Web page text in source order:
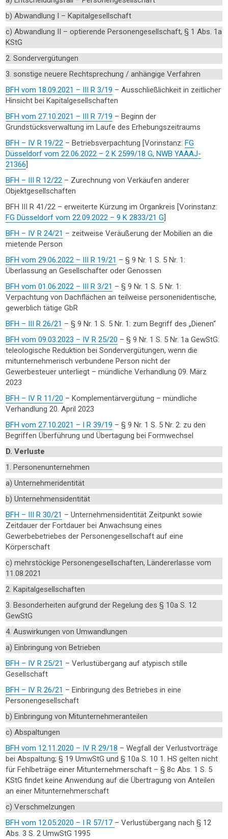
b) Abwandlung I – Kapitalgesellschaft
c) Abwandlung II – optierende Personengesellschaft, § 1 Abs. 1a
KStG
2. Sondervergütungen
3. sonstige neuere Rechtsprechung / anhängige Verfahren
BFH vom 18.09.2021 – III R 3/19 – Ausschließlichkeit in zeitlicher
Hinsicht bei Kapitalgesellschaften
BFH vom 27.10.2021 – III R 7/19 – Beginn der
Grundstücksverwaltung im Laufe des Erhebungszeitraums
BFH – IV R 19/22 – Betriebsverpachtung [Vorinstanz: FG
Düsseldorf vom 22.06.2022 – 2 K 2599/18 G, NWB YAAAJ-
21366
BFH – III R 12/22 – Zurechnung von Verkäufen anderer
Objektgesellschaften
BFH III R 41/22 – erweiterte Kürzung im Organkreis [Vorinstanz:
FG Düsseldorf vom 22.09.2022 – 9 K 2833/21 G
BFH – IV R 24/21 – zeitweise Veräußerung der Mobilien an die
mietende Person
BFH vom 29.06.2022 – III R 19/21 – § 9 Nr. 1 S. 5 Nr. 1:
Überlassung an Gesellschafter oder Genossen
BFH vom 01.06.2022 – III R 3/21 – § 9 Nr. 1 S. 5 Nr. 1:
Verpachtung von Dachflächen an teilweise personenidentische,
gewerblich tätige GbR
BFH – III R 26/21 – § 9 Nr. 1 S. 5 Nr. 1: zum Begriff des „Dienen“
BFH vom 09.03.2023 – IV R 25/20 – § 9 Nr. 1 S. 5 Nr. 1a GewStG:
teleologische Reduktion bei Sondervergütungen, wenn die
mitunternehmerisch verbundene Person nicht der
Gewerbesteuer unterliegt – mündliche Verhandlung 09. März
2023
BFH – IV R 11/20 – Komplementärvergütung – mündliche
Verhandlung 20. April 2023
BFH vom 27.10.2021 – I R 39/19 – § 9 Nr. 1 S. 5 Nr. 2: zu den
Begriffen Überführung und Übertagung bei Formwechsel
D. Verluste
1. Personenunternehmen
a) Unternehmeridentität
b) Unternehmensidentität
BFH – III R 30/21 – Unternehmensidentität Zeitpunkt sowie
Zeitdauer der Fortdauer bei Anwachsung eines
Gewerbebetriebes der Personengesellschaft auf eine
Körperschaft
c) mehrstöckige Personengesellschaften, Ländererlasse vom
11.08.2021
2. Kapitalgesellschaften
3. Besonderheiten aufgrund der Regelung des § 10a S. 12
GewStG
4. Auswirkungen von Umwandlungen
a) Einbringung von Betrieben
BFH – IV R 25/21 – Verlustübergang auf atypisch stille
Gesellschaft
BFH – IV R 26/21 – Einbringung des Betriebes in eine
Personengesellschaft
b) Einbringung von Mitunternehmeranteilen
c) Abspaltungen
BFH vom 12.11.2020 – IV R 29/18 – Wegfall der Verlustvorträge
bei Abspaltung; § 19 UmwStG und § 10a S. 10 1. HS gelten nicht
für Fehlbeträge einer Mitunternehmerschaft – § 8c Abs. 1 S. 5
KStG findet keine Anwendung auf die Übertragung von Anteilen
an einer Mitunternehmerschaft
c) Verschmelzungen
BFH vom 12.05.2020 – I R 57/17 – Verlustübergang nach § 12
Abs. 3 S. 2 UmwStG 1995